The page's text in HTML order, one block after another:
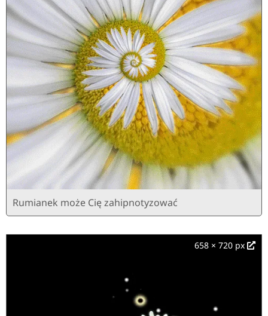
Rumianek może Cię zahipnotyzować
658 × 720 px